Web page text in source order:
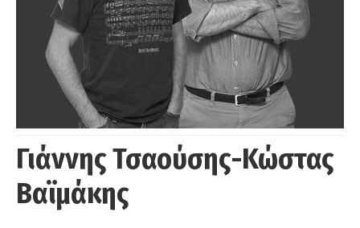
Γιάννης Τσαούσης-Κώστας
Βαϊμάκης